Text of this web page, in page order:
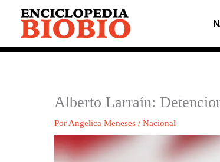
contenido
Alberto Larraín:
Por Angelica Meneses / Nacional